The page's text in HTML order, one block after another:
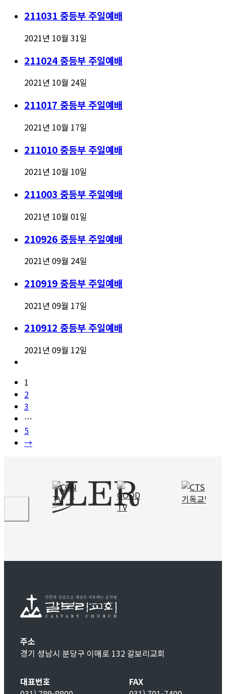
211031 중등부 주일예배
2021년 10월 31일
211024 중등부 주일예배
2021년 10월 24일
211017 중등부 주일예배
2021년 10월 17일
211010 중등부 주일예배
2021년 10월 10일
211003 중등부 주일예배
2021년 10월 01일
210926 중등부 주일예배
2021년 09월 24일
210919 중등부 주일예배
2021년 09월 17일
210912 중등부 주일예배
2021년 09월 12일
1
2
3
…
5
→
주소
경기 성남시 분당구 이매로 132 갈보리교회
대표번호
FAX